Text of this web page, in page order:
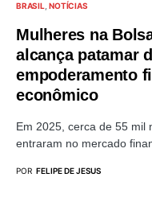
BRASIL NOTÍCIAS
Mulheres na
alcança patamar
empoderamento
econômico
Em 2025, cerca de 55 mil
entraram no mercado
POR FELIPE DE JESUS